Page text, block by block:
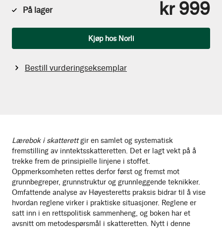
Lærebok i skatterettgir en samlet og systematisk
fremstilling av inntektsskatteretten. Det er lagt vekt på å
trekke frem de prinsipielle linjene i stoffet.
Oppmerksomheten rettes derfor først og fremst mot
grunnbegreper, grunnstruktur og grunnleggende teknikker.
Omfattende analyse av Høyesteretts praksis bidrar til å vise
hvordan reglene virker i praktiske situasjoner. Reglene er
satt inn i en rettspolitisk sammenheng, og boken har et
avsnitt om metodespørsmål i skatteretten. Nytt i denne
På lager kr 999
Kjøp hos Norli
Bestill vurderingseksemplar